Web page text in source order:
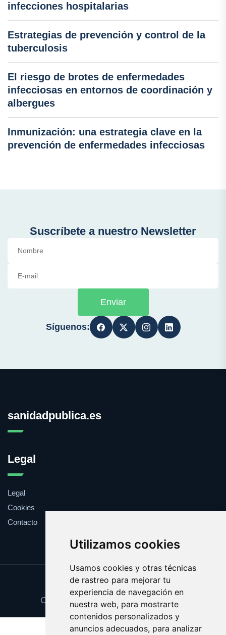
Utilizamos cookies
Usamos cookies y otras técnicas
de rastreo para mejorar tu
experiencia de navegación en
nuestra web, para mostrarte
contenidos personalizados y
anuncios adecuados, para analizar
infecciones hospitalarias
Estrategias de prevención y control de la
tuberculosis
El riesgo de brotes de enfermedades
infecciosas en entornos de coordinación y
albergues
Inmunización: una estrategia clave en la
prevención de enfermedades infecciosas
Suscríbete a nuestro Newsletter
Enviar
Síguenos:
sanidadpublica.es
Legal
Legal
Cookies
Contacto
Update cookies preferences
Copyright © 2025 sanidadpublica.es